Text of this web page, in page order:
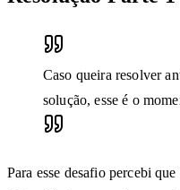
Caso queira resolver
solução, esse é o
Para esse desafio percebi